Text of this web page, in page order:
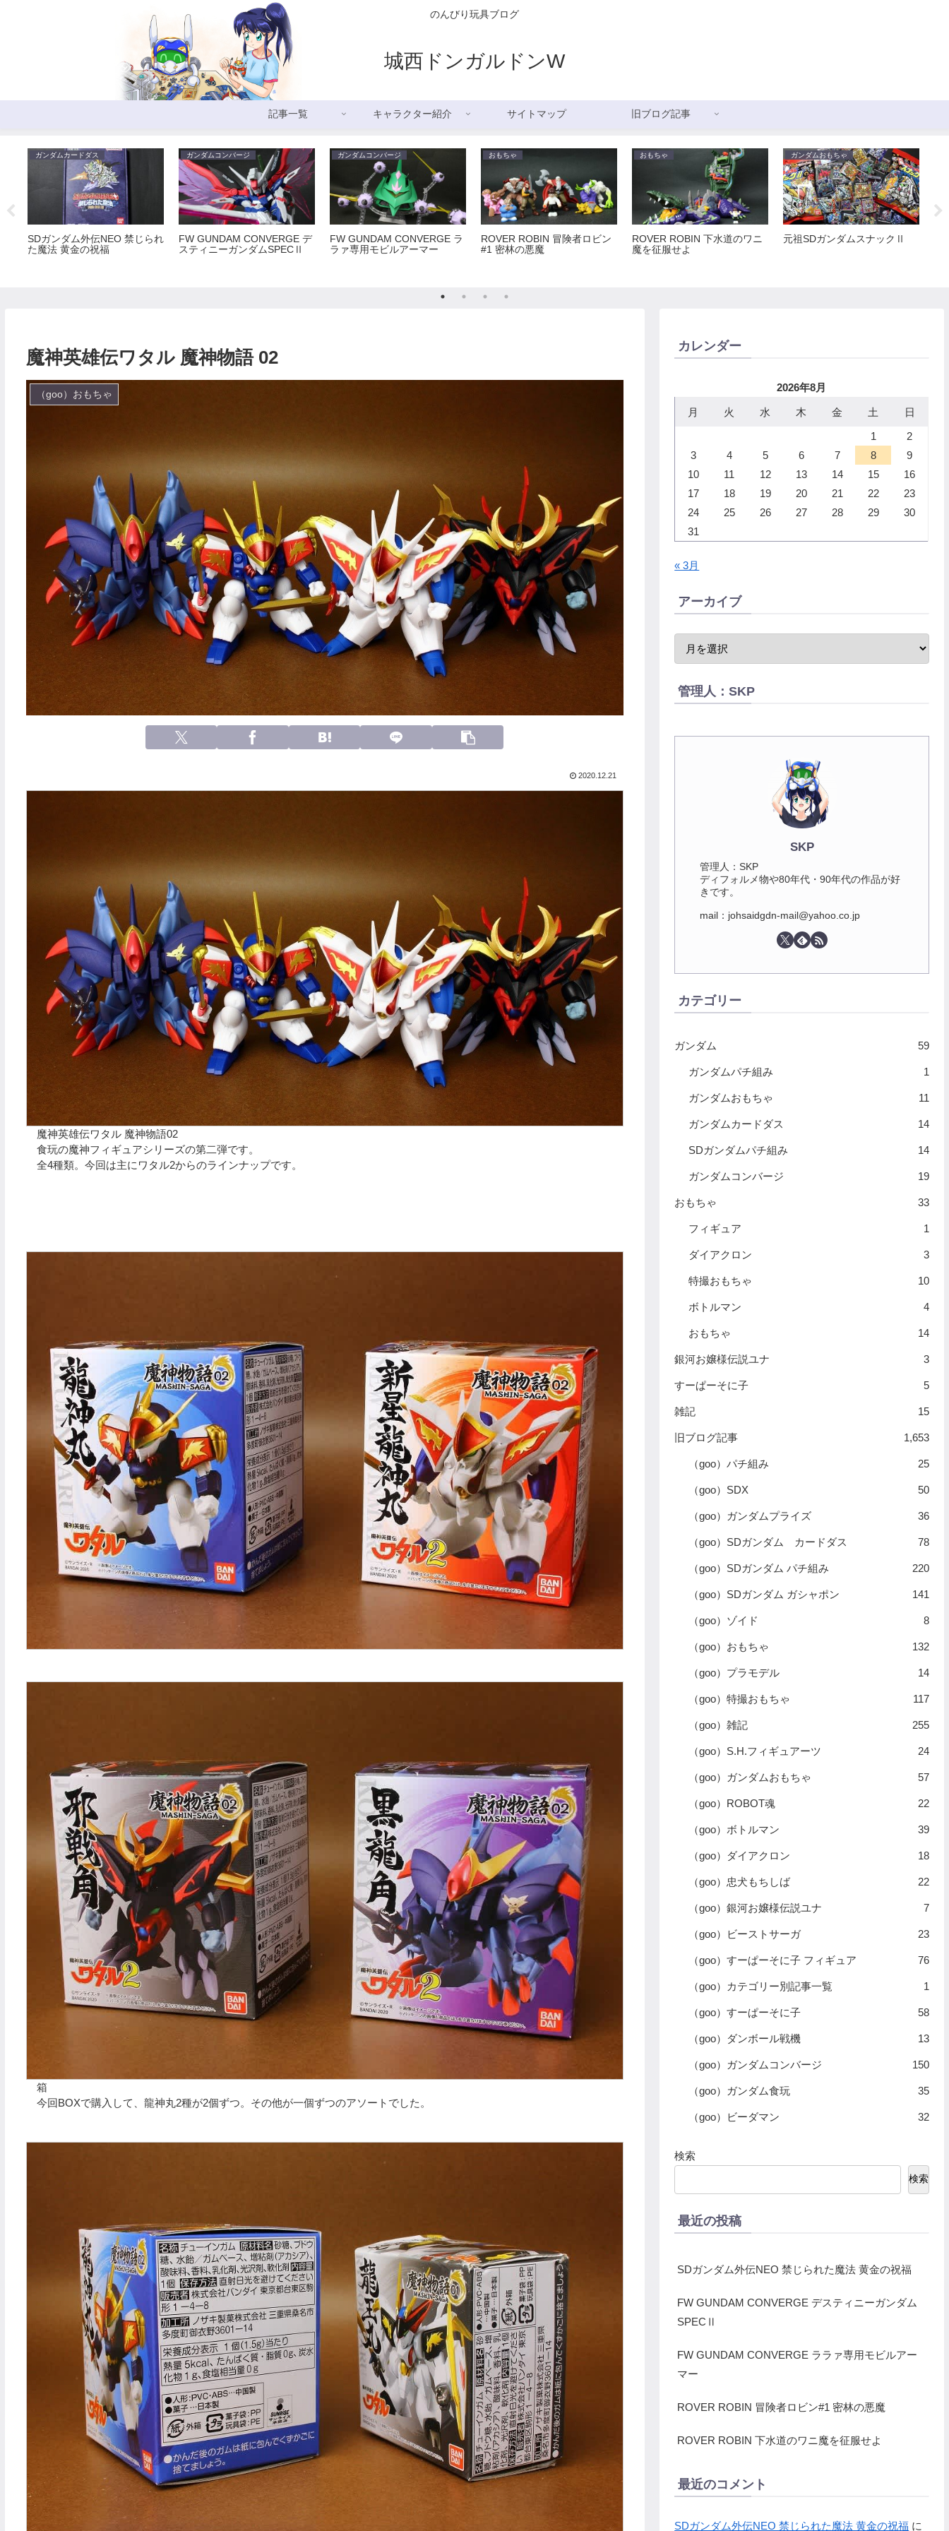
のんびり玩具ブログ
城西ドンガルドンW
記事一覧 キャラクター紹介 サイトマップ 旧ブログ記事
ガンダムカードダス
SDガンダム外伝NEO 禁じられ
た魔法 黄金の祝福
ガンダムコンバージ
FW GUNDAM CONVERGE デ
スティニーガンダムSPECⅡ
ガンダムコンバージ
FW GUNDAM CONVERGE ラ
ラァ専用モビルアーマー
おもちゃ
ROVER ROBIN 冒険者ロビン
#1 密林の悪魔
おもちゃ
ROVER ROBIN 下水道のワニ
魔を征服せよ
ガンダムおもちゃ
元祖SDガンダムスナックⅡ
魔神英雄伝ワタル 魔神物語 02
（goo）おもちゃ
2020.12.21
魔神英雄伝ワタル 魔神物語02
食玩の魔神フィギュアシリーズの第二弾です。
全4種類。今回は主にワタル2からのラインナップです。
箱
今回BOXで購入して、龍神丸2種が2個ずつ。その他が一個ずつのアソートでした。
カレンダー
2026年8月
月 火 水 木 金 土
日
1
2
3
4 5 6 7 8
9
10
11 12 13 14 15
16
17
18 19 20 21 22
23
24
25 26 27 28 29
30
31
« 3月
アーカイブ
管理人：SKP
SKP
管理人：SKP
ディフォルメ物や80年代・90年代の作品が好
きです。
mail：johsaidgdn-mail@yahoo.co.jp
カテゴリー
ガンダム 59
ガンダムパチ組み 1
ガンダムおもちゃ 11
ガンダムカードダス 14
SDガンダムパチ組み 14
ガンダムコンバージ 19
おもちゃ 33
フィギュア 1
ダイアクロン 3
特撮おもちゃ 10
ボトルマン 4
おもちゃ 14
銀河お嬢様伝説ユナ 3
すーぱーそに子 5
雑記 15
旧ブログ記事 1,653
（goo）パチ組み 25
（goo）SDX 50
（goo）ガンダムプライズ 36
（goo）SDガンダム カードダス 78
（goo）SDガンダム パチ組み 220
（goo）SDガンダム ガシャポン 141
（goo）ゾイド 8
（goo）おもちゃ 132
（goo）プラモデル 14
（goo）特撮おもちゃ 117
（goo）雑記 255
（goo）S.H.フィギュアーツ 24
（goo）ガンダムおもちゃ 57
（goo）ROBOT魂 22
（goo）ボトルマン 39
（goo）ダイアクロン 18
（goo）忠犬もちしば 22
（goo）銀河お嬢様伝説ユナ 7
（goo）ビーストサーガ 23
（goo）すーぱーそに子 フィギュア 76
（goo）カテゴリー別記事一覧 1
（goo）すーぱーそに子 58
（goo）ダンボール戦機 13
（goo）ガンダムコンバージ 150
（goo）ガンダム食玩 35
（goo）ビーダマン 32
検索
検索
最近の投稿
SDガンダム外伝NEO 禁じられた魔法 黄金の祝福
FW GUNDAM CONVERGE デスティニーガンダム
SPECⅡ
FW GUNDAM CONVERGE ララァ専用モビルアー
マー
ROVER ROBIN 冒険者ロビン#1 密林の悪魔
ROVER ROBIN 下水道のワニ魔を征服せよ
最近のコメント
SDガンダム外伝NEO 禁じられた魔法 黄金の祝福 に